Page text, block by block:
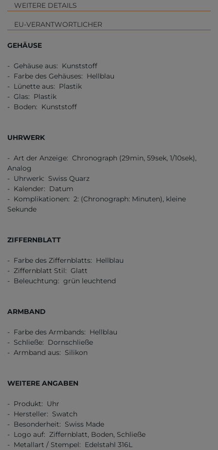
WEITERE DETAILS
EU-VERANTWORTLICHER
GEHÄUSE
- Gehäuse aus: Kunststoff
- Farbe des Gehäuses: Hellblau
- Lünette aus: Plastik
- Glas: Plastik
- Boden: Kunststoff
UHRWERK
- Art der Anzeige: Chronograph (29min, 59sek, 1/10sek),
Analog
- Uhrwerk: Swiss Quarz
- Kalender: Datum
- Komplikationen: 2: (Chronograph: Minuten), kleine
Sekunde
ZIFFERNBLATT
- Farbe des Ziffernblatts: Hellblau
- Ziffernblatt Stil: Glatt
- Beleuchtung: grün leuchtend
ARMBAND
- Farbe des Armbands: Hellblau
- Schließe: Dornschließe
- Armband aus: Silikon
WEITERE ANGABEN
- Produkt: Uhr
- Hersteller: Swatch
- Besonderheit: Swiss Made
- Logo auf: Ziffernblatt, Boden, Schließe
- Metallart / Stempel: Edelstahl 316L